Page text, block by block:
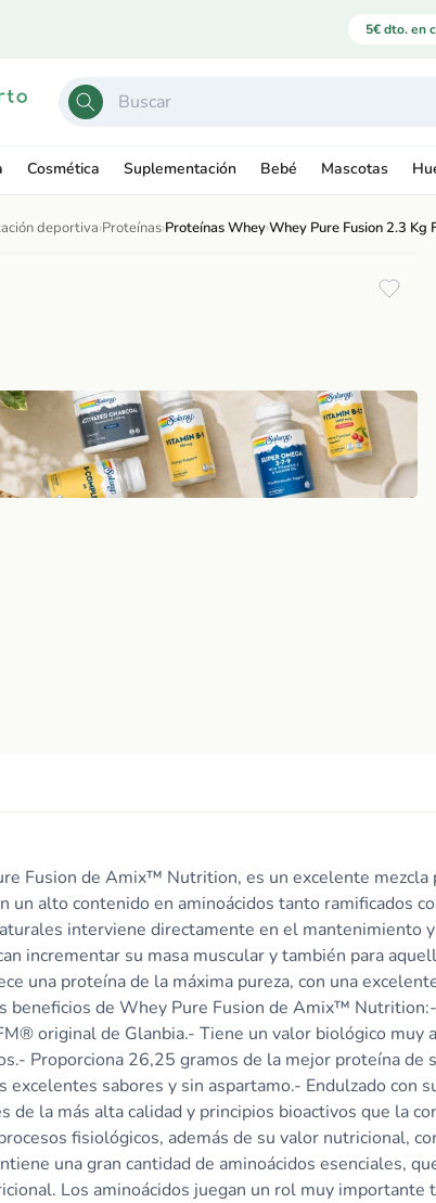
5€ dto. en
Cosmética Suplementación Bebé Mascotas
deportiva›Proteínas›Proteínas Whey›Whey Pure Fusion 2.3 Kg
Fusion de Amix™ Nutrition, es un excelente
un alto contenido en aminoácidos tanto ramificados
interviene directamente en el mantenimiento
incrementar su masa muscular y también para
una proteína de la máxima pureza, con una
beneficios de Whey Pure Fusion de Amix™
original de Glanbia.- Tiene un valor biológico
Proporciona 26,25 gramos de la mejor proteína
excelentes sabores y sin aspartamo.- Endulzado
de la más alta calidad y principios bioactivos que la
fisiológicos, además de su valor nutricional,
una gran cantidad de aminoácidos esenciales,
Los aminoácidos juegan un rol muy